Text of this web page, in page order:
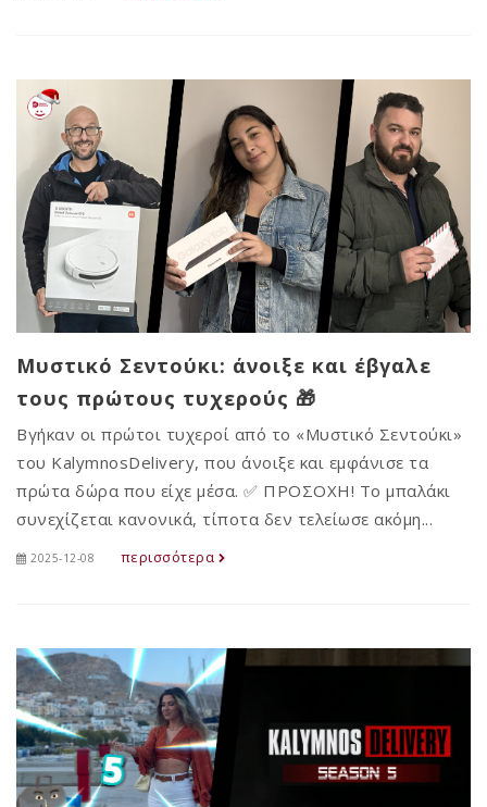
Μυστικό Σεντούκι: άνοιξε και έβγαλε
τους πρώτους τυχερούς 🎁
Βγήκαν οι πρώτοι τυχεροί από το «Μυστικό Σεντούκι»
του KalymnosDelivery, που άνοιξε και εμφάνισε τα
πρώτα δώρα που είχε μέσα. ✅ ΠΡΟΣΟΧΗ! Το μπαλάκι
συνεχίζεται κανονικά, τίποτα δεν τελείωσε ακόμη...
2025-12-08 περισσότερα